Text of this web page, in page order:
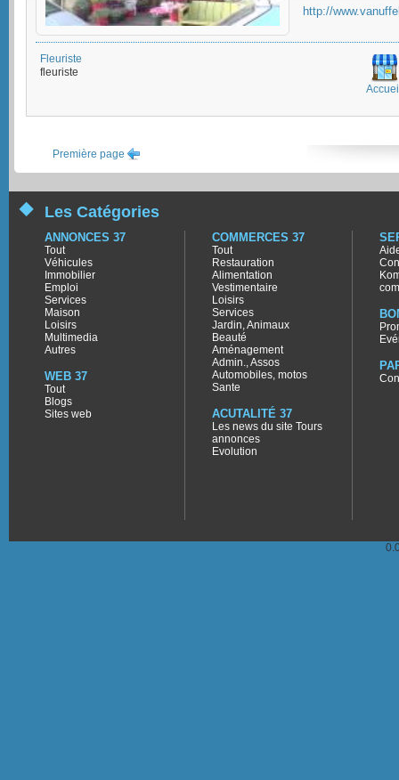
http://
Fleuriste
fleuriste
Première page
Les Catégories
ANNONCES 37
Tout
Véhicules
Immobilier
Emploi
Services
Maison
Loisirs
Multimedia
Autres
WEB 37
Tout
Blogs
Sites web
COMMERCES 37
Tout
Restauration
Alimentation
Vestimentaire
Loisirs
Services
Jardin, Animaux
Beauté
Aménagement
Admin., Assos
Automobiles, motos
Sante
ACUTALITÉ 37
Les news du site Tours
annonces
Evolution